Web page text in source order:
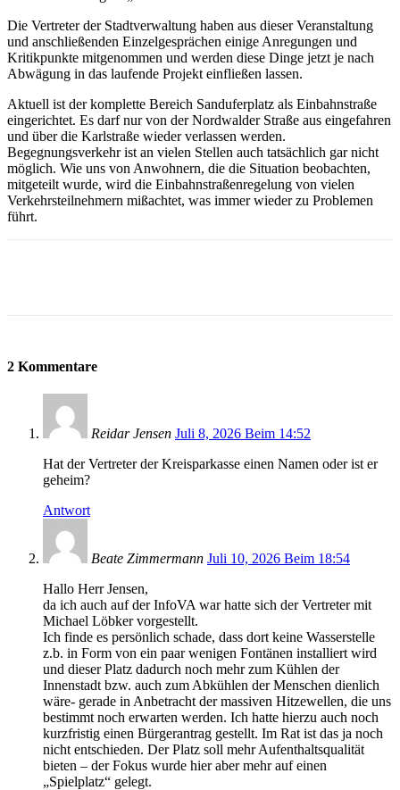
Die Vertreter der Stadtverwaltung haben aus dieser Veranstaltung
und anschließenden Einzelgesprächen einige Anregungen und
Kritikpunkte mitgenommen und werden diese Dinge jetzt je nach
Abwägung in das laufende Projekt einfließen lassen.
Aktuell ist der komplette Bereich Sanduferplatz als Einbahnstraße
eingerichtet. Es darf nur von der Nordwalder Straße aus eingefahren
und über die Karlstraße wieder verlassen werden.
Begegnungsverkehr ist an vielen Stellen auch tatsächlich gar nicht
möglich. Wie uns von Anwohnern, die die Situation beobachten,
mitgeteilt wurde, wird die Einbahnstraßenregelung von vielen
Verkehrsteilnehmern mißachtet, was immer wieder zu Problemen
führt.
2 Kommentare
Reidar Jensen Juli 8, 2026 Beim 14:52
Hat der Vertreter der Kreisparkasse einen Namen oder ist er
geheim?
Antwort
Beate Zimmermann Juli 10, 2026 Beim 18:54
Hallo Herr Jensen,
da ich auch auf der InfoVA war hatte sich der Vertreter mit
Michael Löbker vorgestellt.
Ich finde es persönlich schade, dass dort keine Wasserstelle
z.b. in Form von ein paar wenigen Fontänen installiert wird
und dieser Platz dadurch noch mehr zum Kühlen der
Innenstadt bzw. auch zum Abkühlen der Menschen dienlich
wäre- gerade in Anbetracht der massiven Hitzewellen, die uns
bestimmt noch erwarten werden. Ich hatte hierzu auch noch
kurzfristig einen Bürgerantrag gestellt. Im Rat ist das ja noch
nicht entschieden. Der Platz soll mehr Aufenthaltsqualität
bieten – der Fokus wurde hier aber mehr auf einen
„Spielplatz“ gelegt.